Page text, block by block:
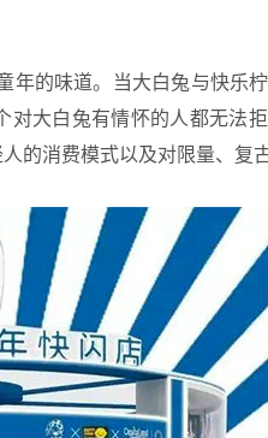
年的味道。当大白兔与快乐
对大白兔有情怀的人都无法
的消费模式以及对限量、复